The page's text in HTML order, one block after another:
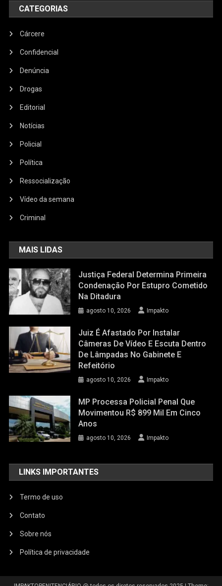
CATEGORIAS
Cárcere
Confidencial
Denúncia
Drogas
Editorial
Notícias
Policial
Política
Ressocialização
Vídeo da semana
Criminal
MAIS LIDAS
Justiça Federal Determina Primeira
Condenação Por Estupro Cometido
Na Ditadura
agosto 10, 2026 Impakto
Juiz É Afastado Por Instalar
Câmeras De Vídeo E Escuta Dentro
De Lâmpadas No Gabinete E
Refeitório
agosto 10, 2026 Impakto
MP Processa Policial Penal Que
Movimentou R$ 899 Mil Em Cinco
Anos
agosto 10, 2026 Impakto
LINKS IMPORTANTES
Termo de uso
Contato
Sobre nós
Política de privacidade